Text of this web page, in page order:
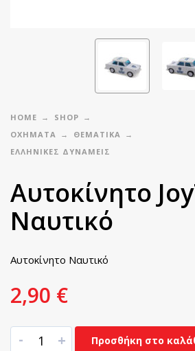
HOME
SHOP
ΟΧΗΜΑΤΑ
ΘΕΜΑΤΙΚΑ
ΕΛΛΗΝΙΚΈΣ ΔΥΝΆΜΕΙΣ
Αυτοκίνητο
Ναυτικό
Αυτοκίνητο Ναυτικό
2,90 €
- + Προσθήκη στο